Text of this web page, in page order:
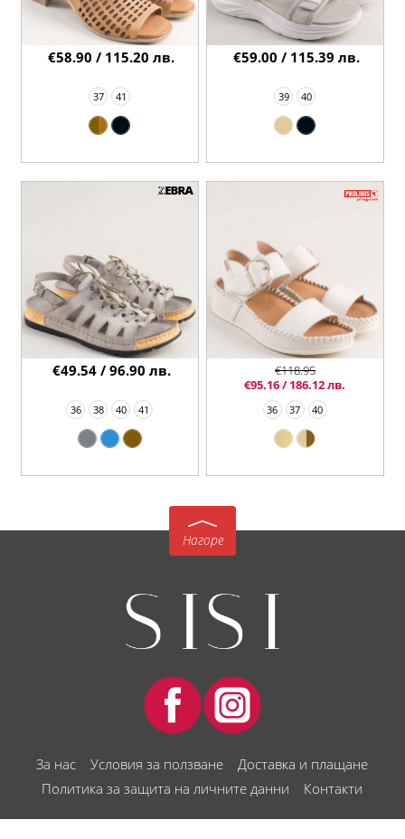
37 41
€58.90 / 115.20 лв.
39 40
€59.00 / 115.39 лв.
36 38 40 41
€49.54 / 96.90 лв.
36 37 40
€118.95
€95.16 / 186.12 лв.
Нагоре
За нас Условия за ползване
Доставка и плащане
Политика за защита на личните данни
Контакти